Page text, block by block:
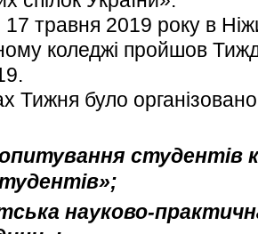
травня 2019 року в
коледжі пройшов
було організовано
студентів
науково-